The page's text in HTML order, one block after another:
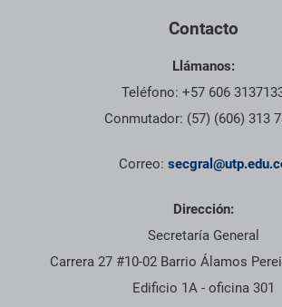
Contacto
Llámanos:
Teléfono: +57 606
Conmutador: (57) (606) 313
Correo:
Dirección:
Secretaría General
Carrera 27 #10-02 Barrio Álamos
Edificio 1A - oficina 301